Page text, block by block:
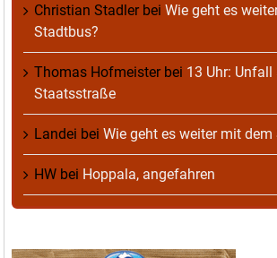
Christian Stadlerbei Wie geht es
Stadtbus?
Thomas Hofmeisterbei 13 Uhr: Unfall
Staatsstraße
Landei bei Wie geht es weiter mit dem
HW bei Hoppala, angefahren